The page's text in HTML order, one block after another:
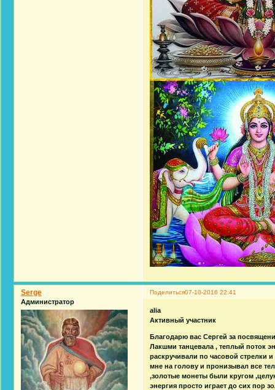
Поделиться07-10-2016 22:41
Serge
Администратор
alia
Активный участник
Благодарю вас Сергей за
Лакшми танцевала , теплый поток
раскручивали по часовой стрелки
мне на голову и пронизывал все
,золотые монеты были кругом
энергия просто играет до сих пор